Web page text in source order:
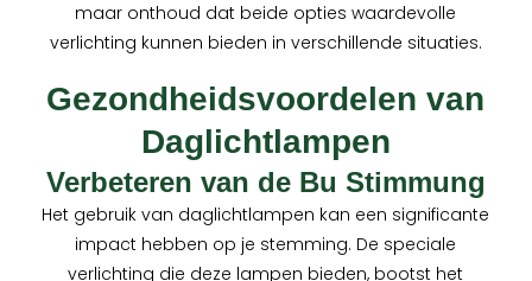
maar onthoud dat beide opties waardevolle
verlichting kunnen bieden in verschillende situaties.
Gezondheidsvoordelen van
Daglichtlampen
Verbeteren van de Bu Stimmung
Het gebruik van daglichtlampen kan een significante
impact hebben op je stemming. De speciale
verlichting die deze lampen bieden, bootst het